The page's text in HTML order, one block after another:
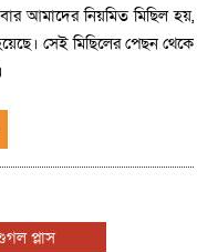
আমাদের নিয়মিত মিছিল হয়,
সেই মিছিলের পেছন থেকে
প্লাস